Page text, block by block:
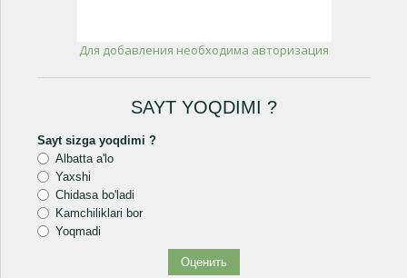
Для добавления необходима авторизация
SAYT YOQDIMI ?
Sayt sizga yoqdimi ?
Albatta a'lo
Yaxshi
Chidasa bo'ladi
Kamchiliklari bor
Yoqmadi